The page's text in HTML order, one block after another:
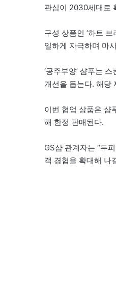
관심이 2030세대로
구성 상품인 ‘하트
일하게 자극하며 마
‘공주부양’ 샴푸는
개선을 돕는다. 해당
이번 협업 상품은 샴
해 한정 판매된다.
GS샵 관계자는 “두
객 경험을 확대해 나